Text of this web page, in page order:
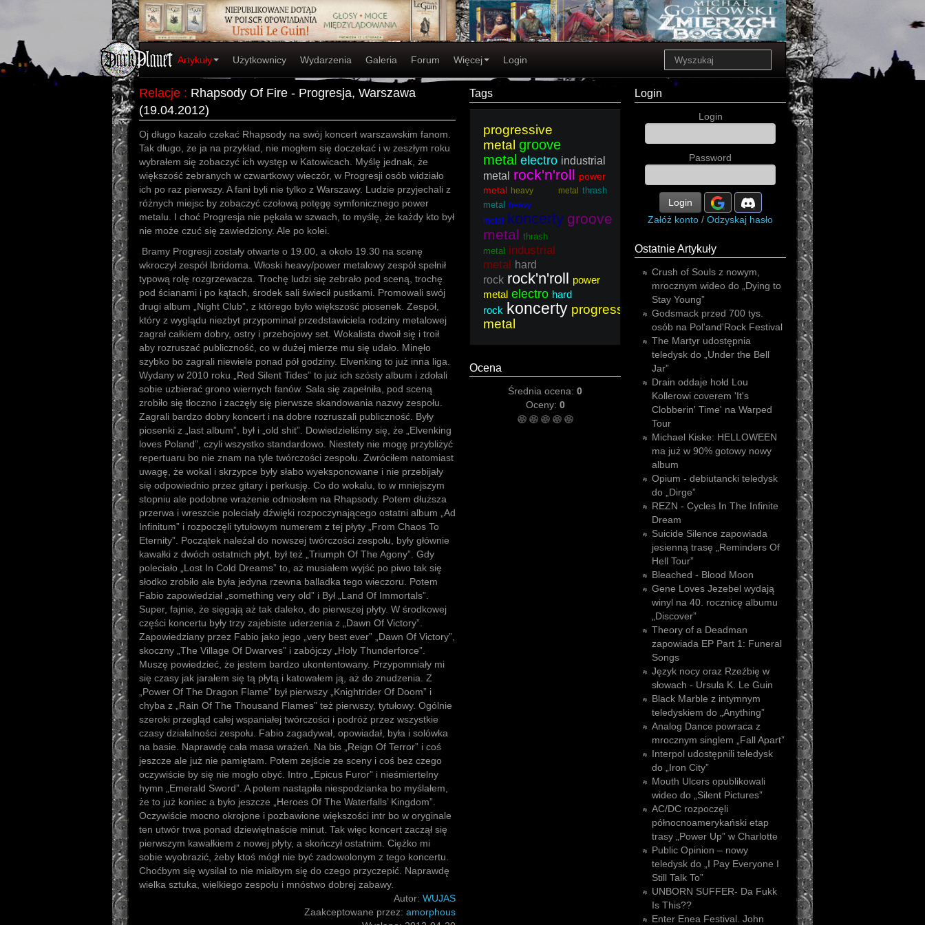
Artykuły Użytkownicy Wydarzenia Galeria Forum Więcej Login
Relacje : Rhapsody Of Fire - Progresja, Warszawa
(19.04.2012)
Oj długo kazało czekać Rhapsody na swój koncert warszawskim fanom.
Tak długo, że ja na przykład, nie mogłem się doczekać i w zeszłym roku
wybrałem się zobaczyć ich występ w Katowicach. Myślę jednak, że
większość zebranych w czwartkowy wieczór, w Progresji osób widziało
ich po raz pierwszy. A fani byli nie tylko z Warszawy. Ludzie przyjechali z
różnych miejsc by zobaczyć czołową potęgę symfonicznego power
metalu. I choć Progresja nie pękała w szwach, to myślę, że każdy kto był
nie może czuć się zawiedziony. Ale po kolei.
Bramy Progresji zostały otwarte o 19.00, a około 19.30 na scenę
wkroczył zespół Ibridoma. Włoski heavy/power metalowy zespół spełnił
typową rolę rozgrzewacza. Trochę ludzi się zebrało pod sceną, trochę
pod ścianami i po kątach, środek sali świecił pustkami. Promowali swój
drugi album „Night Club”, z którego było większość piosenek. Zespół,
który z wyglądu niezbyt przypominał przedstawiciela rodziny metalowej
zagrał całkiem dobry, ostry i przebojowy set. Wokalista dwoił się i troił
aby rozruszać publiczność, co w dużej mierze mu się udało. Minęło
szybko bo zagrali niewiele ponad pół godziny. Elvenking to już inna liga.
Wydany w 2010 roku „Red Silent Tides” to już ich szósty album i zdołali
sobie uzbierać grono wiernych fanów. Sala się zapełniła, pod sceną
zrobiło się tłoczno i zaczęły się pierwsze skandowania nazwy zespołu.
Zagrali bardzo dobry koncert i na dobre rozruszali publiczność. Były
piosenki z „last album”, był i „old shit”. Dowiedzieliśmy się, że „Elvenking
loves Poland”, czyli wszystko standardowo. Niestety nie mogę przybliżyć
repertuaru bo nie znam na tyle twórczości zespołu. Zwróciłem natomiast
uwagę, że wokal i skrzypce były słabo wyeksponowane i nie przebijały
się odpowiednio przez gitary i perkusję. Co do wokalu, to w mniejszym
stopniu ale podobne wrażenie odniosłem na Rhapsody. Potem dłuższa
przerwa i wreszcie poleciały dźwięki rozpoczynającego ostatni album „Ad
Infinitum” i rozpoczęli tytułowym numerem z tej płyty „From Chaos To
Eternity”. Początek należał do nowszej twórczości zespołu, były głównie
kawałki z dwóch ostatnich płyt, był też „Triumph Of The Agony”. Gdy
poleciało „Lost In Cold Dreams” to, aż musiałem wyjść po piwo tak się
słodko zrobiło ale była jedyna rzewna balladka tego wieczoru. Potem
Fabio zapowiedział „something very old” i Był „Land Of Immortals”.
Super, fajnie, że sięgają aż tak daleko, do pierwszej płyty. W środkowej
części koncertu były trzy zajebiste uderzenia z „Dawn Of Victory”.
Zapowiedziany przez Fabio jako jego „very best ever” „Dawn Of Victory”,
skoczny „The Village Of Dwarves” i zabójczy „Holy Thunderforce”.
Muszę powiedzieć, że jestem bardzo ukontentowany. Przypomniały mi
się czasy jak jarałem się tą płytą i katowałem ją, aż do znudzenia. Z
„Power Of The Dragon Flame” był pierwszy „Knightrider Of Doom” i
chyba z „Rain Of The Thousand Flames” też pierwszy, tytułowy. Ogólnie
szeroki przegląd całej wspaniałej twórczości i podróż przez wszystkie
czasy działalności zespołu. Fabio zagadywał, opowiadał, była i solówka
na basie. Naprawdę cała masa wrażeń. Na bis „Reign Of Terror” i coś
jeszcze ale już nie pamiętam. Potem zejście ze sceny i coś bez czego
oczywiście by się nie mogło obyć. Intro „Epicus Furor” i nieśmiertelny
hymn „Emerald Sword”. A potem nastąpiła niespodzianka bo myślałem,
że to już koniec a było jeszcze „Heroes Of The Waterfalls’ Kingdom”.
Oczywiście mocno okrojone i pozbawione większości intr bo w oryginale
ten utwór trwa ponad dziewiętnaście minut. Tak więc koncert zaczął się
pierwszym kawałkiem z nowej płyty, a skończył ostatnim. Ciężko mi
sobie wyobrazić, żeby ktoś mógł nie być zadowolonym z tego koncertu.
Choćbym się wysilał to nie miałbym się do czego przyczepić. Naprawdę
wielka sztuka, wielkiego zespołu i mnóstwo dobrej zabawy.
Autor: WUJAS
Zaakceptowane przez: amorphous
Tags
progressive
metal groove
metal electro industrial
metal
rock'n'roll power
metal heavy metal thrash
metal
heavy
metal
koncerty groove
metal thrash
metal industrial
metal hard
rock rock'n'roll power
metal electro hard
rock koncerty progressive
metal
Ocena
Średnia ocena: 0
Oceny: 0
Login
Login
Password
Login
Załóż konto / Odzyskaj hasło
Ostatnie Artykuły
Crush of Souls z nowym,
mrocznym wideo do „Dying to
Stay Young”
Godsmack przed 700 tys.
osób na Pol'and'Rock Festival
The Martyr udostępnia
teledysk do „Under the Bell
Jar”
Drain oddaje hołd Lou
Kollerowi coverem 'It's
Clobberin' Time' na Warped
Tour
Michael Kiske: HELLOWEEN
ma już w 90% gotowy nowy
album
Opium - debiutancki teledysk
do „Dirge”
REZN - Cycles In The Infinite
Dream
Suicide Silence zapowiada
jesienną trasę „Reminders Of
Hell Tour”
Bleached - Blood Moon
Gene Loves Jezebel wydają
winyl na 40. rocznicę albumu
„Discover”
Theory of a Deadman
zapowiada EP Part 1: Funeral
Songs
Język nocy oraz Rzeźbię w
słowach - Ursula K. Le Guin
Black Marble z intymnym
teledyskiem do „Anything”
Analog Dance powraca z
mrocznym singlem „Fall Apart”
Interpol udostępnili teledysk
do „Iron City”
Mouth Ulcers opublikowali
wideo do „Silent Pictures”
AC/DC rozpoczęli
północnoamerykański etap
trasy „Power Up” w Charlotte
Public Opinion – nowy
teledysk do „I Pay Everyone I
Still Talk To”
UNBORN SUFFER- Da Fukk
Is This??
Enter Enea Festival. John